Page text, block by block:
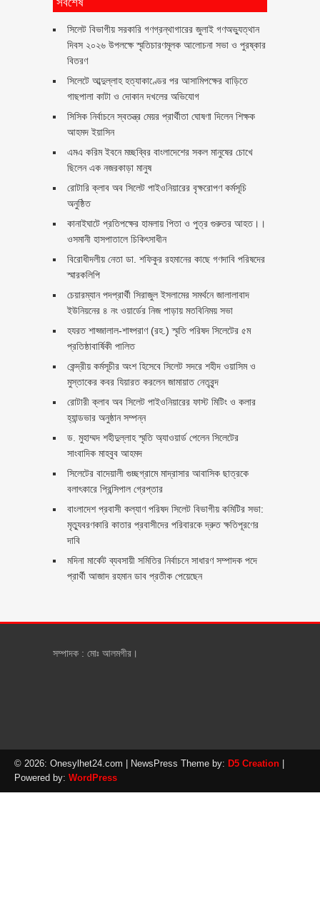
সিলেট বিভাগীয় সরকারি গণগ্রন্থাগারের জুলাই গণঅভ্যুত্থান
দিবস ২০২৬ উপলক্ষে স্মৃতিচারণমূলক আলোচনা সভা ও পুরষ্কার
বিতরণ ‎ ‎
সিলেটে আব্দুল্লাহ হত্যাকাণ্ডের পর আসামিপক্ষের বাড়িতে
গাছপালা কাটা ও দোকান দখলের অভিযোগ
সিসিক নির্বাচনে স্বতন্ত্র মেয়র প্রার্থীতা ঘোষণা দিলেন শিক্ষক
আহমদ ইয়াসিন
এমএ করিম ইবনে মচ্ছব্বির বাংলাদেশের সকল মানুষের চোখে
ছিলেন এক নজরকাড়া মানুষ ‎
রোটারি ক্লাব অব সিলেট পাইওনিয়ারের বৃক্ষরোপণ কর্মসূচি
অনুষ্ঠিত
কানাইঘাটে প্রতিপক্ষের হামলায় পিতা ও পুত্র গুরুতর আহত।।
ওসমানী হাসপাতালে চিকিৎসাধীন
বিরোধীদলীয় নেতা ডা. শফিকুর রহমানের কাছে গণদাবি পরিষদের
স্মারকলিপি ‎
চেয়ারম্যান পদপ্রার্থী সিরাজুল ইসলামের সমর্থনে জালালাবাদ
ইউনিয়নের ৪ নং ওয়ার্ডের নিজ পাড়ায় মতবিনিময় সভা
হযরত শাহ্জালাল-শাহ্পরাণ (রহ.) স্মৃতি পরিষদ সিলেটের ৫ম
প্রতিষ্ঠাবার্ষিকী পালিত ‎​
কেন্দ্রীয় কর্মসূচীর অংশ হিসেবে সিলেট সদরে শহীদ ওয়াসিম ও
মুস্তাকের কবর যিয়ারত করলেন জামায়াত নেতৃবৃন্দ ‎
রোটারী ক্লাব অব সিলেট পাইওনিয়ারের ফাস্ট মিটিং ও কলার
হ্যান্ডভার অনুষ্ঠান সম্পন্ন
ড. মুহাম্মদ শহীদুল্লাহ স্মৃতি অ্যাওয়ার্ড পেলেন সিলেটের
সাংবাদিক মাহবুব আহমদ
সিলেটের বাদেয়ালী গুচ্ছগ্রামে মাদ্রাসার আবাসিক ছাত্রকে
বলাৎকারে প্রিন্সিপাল গ্রেপ্তার ‎
বাংলাদেশ প্রবাসী কল্যাণ পরিষদ সিলেট বিভাগীয় কমিটির সভা:
মৃত্যুবরণকারি কাতার প্রবাসীদের পরিবারকে দ্রুত ক্ষতিপূরণের
দাবি
মদিনা মার্কেট ব্যবসায়ী সমিতির নির্বাচনে সাধারণ সম্পাদক পদে
প্রার্থী আজাদ রহমান ডাব প্রতীক পেয়েছেন ‎
সম্পাদক : মোঃ আলমগীর।
© 2026: Onesylhet24.com | NewsPress Theme by: D5 Creation
Powered by: WordPress